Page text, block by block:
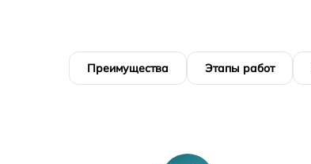
Преимущества Этапы работ